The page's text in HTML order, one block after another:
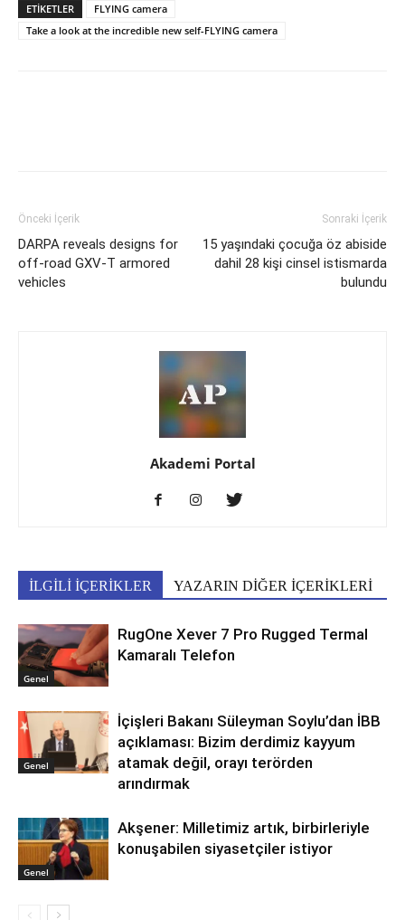
ETİKETLER
FLYING camera
Take a look at the incredible new self-FLYING camera
Önceki İçerik
DARPA reveals designs for
off-road GXV-T armored
vehicles
Sonraki İçerik
15 yaşındaki çocuğa öz abiside
dahil 28 kişi cinsel istismarda
bulundu
Akademi Portal
İLGİLİ İÇERİKLER YAZARIN DİĞER İÇERİKLERİ
Genel
RugOne Xever 7 Pro Rugged Termal
Kamaralı Telefon
Genel
İçişleri Bakanı Süleyman Soylu’dan İBB
açıklaması: Bizim derdimiz kayyum
atamak değil, orayı terörden
arındırmak
Genel
Akşener: Milletimiz artık, birbirleriyle
konuşabilen siyasetçiler istiyor